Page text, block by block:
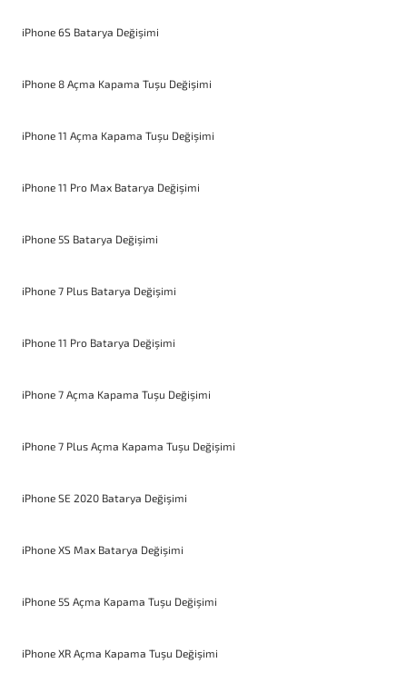
iPhone 6S Batarya Değişimi
iPhone 8 Açma Kapama Tuşu Değişimi
iPhone 11 Açma Kapama Tuşu Değişimi
iPhone 11 Pro Max Batarya Değişimi
iPhone 5S Batarya Değişimi
iPhone 7 Plus Batarya Değişimi
iPhone 11 Pro Batarya Değişimi
iPhone 7 Açma Kapama Tuşu Değişimi
iPhone 7 Plus Açma Kapama Tuşu Değişimi
iPhone SE 2020 Batarya Değişimi
iPhone XS Max Batarya Değişimi
iPhone 5S Açma Kapama Tuşu Değişimi
iPhone XR Açma Kapama Tuşu Değişimi